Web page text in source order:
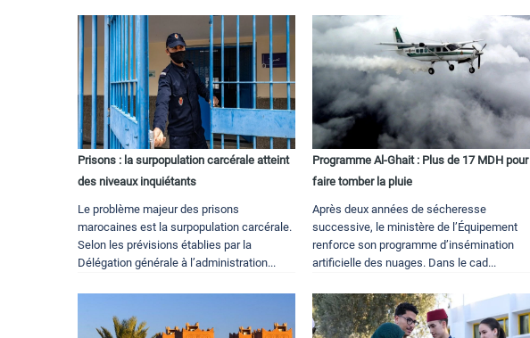
Prisons : la surpopulation carcérale atteint
des niveaux inquiétants
Le problème majeur des prisons
marocaines est la surpopulation carcérale.
Selon les prévisions établies par la
Délégation générale à l’administration...
Programme Al-Ghait : Plus de 17 MDH pour
faire tomber la pluie
Après deux années de sécheresse
successive, le ministère de l’Équipement
renforce son programme d’insémination
artificielle des nuages. Dans le cad...